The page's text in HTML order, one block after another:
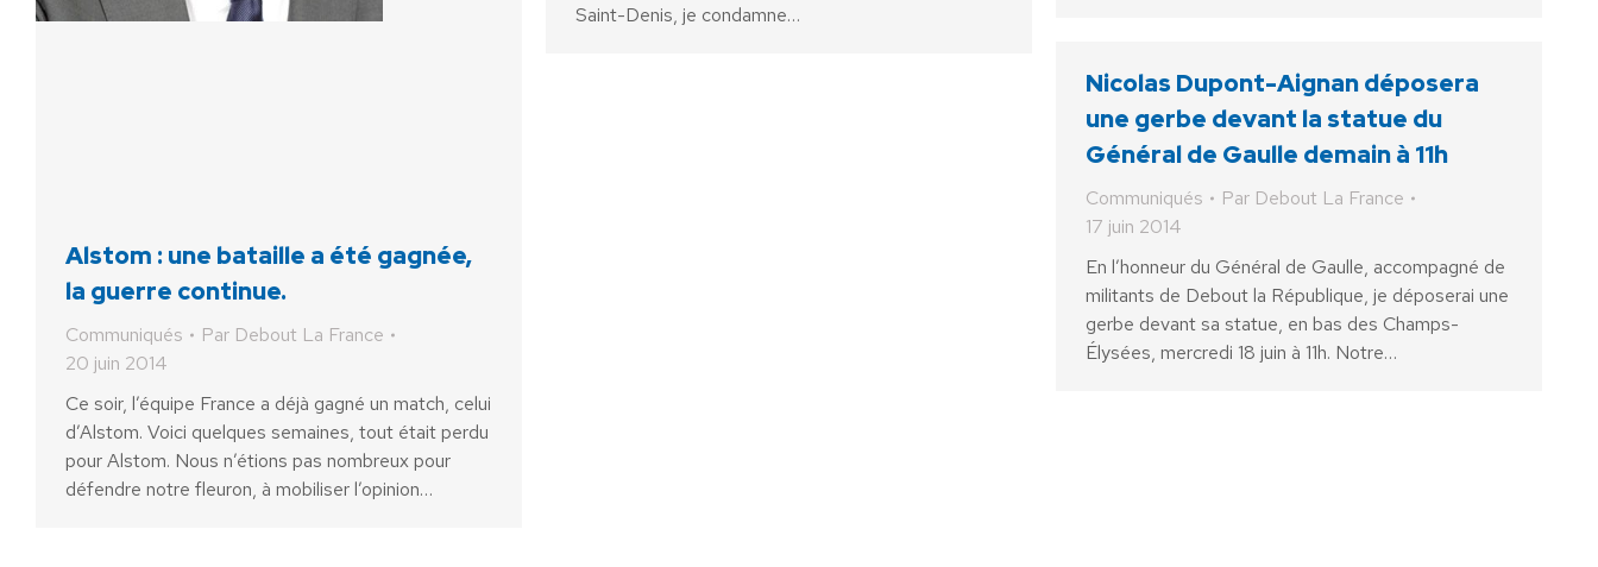
Alstom : une bataille a été gagnée,
la guerre continue.
Communiqués Par Debout La France
20 juin 2014
Ce soir, l’équipe France a déjà gagné un match, celui
d’Alstom. Voici quelques semaines, tout était perdu
pour Alstom. Nous n’étions pas nombreux pour
défendre notre fleuron, à mobiliser l’opinion…
Saint-Denis, je condamne…
Nicolas Dupont-Aignan déposera
une gerbe devant la statue du
Général de Gaulle demain à 11h
Communiqués Par Debout La France
17 juin 2014
En l’honneur du Général de Gaulle, accompagné de
militants de Debout la République, je déposerai une
gerbe devant sa statue, en bas des Champs-
Élysées, mercredi 18 juin à 11h. Notre…